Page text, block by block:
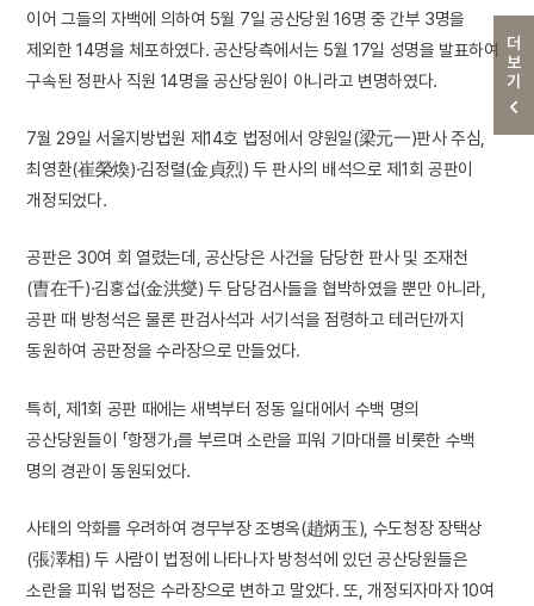
더보기
이어 그들의 자백에 의하여 5월 7일 공산당원 16명 중 간부 3명을
제외한 14명을 체포하였다. 공산당측에서는 5월 17일 성명을 발표하여
구속된 정판사 직원 14명을 공산당원이 아니라고 변명하였다.
7월 29일 서울지방법원 제14호 법정에서 양원일(梁元一)판사 주심,
최영환(崔榮煥)·김정렬(金貞烈) 두 판사의 배석으로 제1회 공판이
개정되었다.
공판은 30여 회 열렸는데, 공산당은 사건을 담당한 판사 및 조재천
(曺在千)·김홍섭(金洪燮) 두 담당검사들을 협박하였을 뿐만 아니라,
공판 때 방청석은 물론 판검사석과 서기석을 점령하고 테러단까지
동원하여 공판정을 수라장으로 만들었다.
특히, 제1회 공판 때에는 새벽부터 정동 일대에서 수백 명의
공산당원들이 「항쟁가」를 부르며 소란을 피워 기마대를 비롯한 수백
명의 경관이 동원되었다.
사태의 악화를 우려하여 경무부장 조병옥(趙炳玉), 수도청장 장택상
(張澤相) 두 사람이 법정에 나타나자 방청석에 있던 공산당원들은
소란을 피워 법정은 수라장으로 변하고 말았다. 또, 개정되자마자 10여